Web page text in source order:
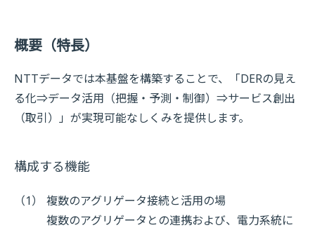
概要（特長）
NTTデータでは本基盤を構築することで、「DERの見え
る化⇒データ活用（把握・予測・制御）⇒サービス創出
（取引）」が実現可能なしくみを提供します。
構成する機能
（1）
複数のアグリゲータ接続と活用の場
複数のアグリゲータとの連携および、電力系統に